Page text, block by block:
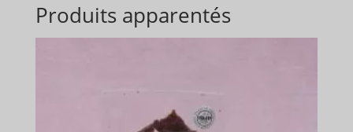
Produits apparentés